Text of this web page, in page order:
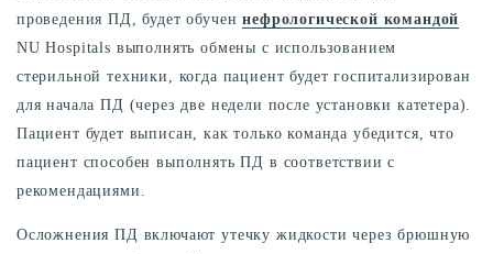
проведения ПД, будет обученнефрологической командой
NU Hospitals выполнять обмены с использованием
стерильной техники, когда пациент будет госпитализирован
для начала ПД (через две недели после установки катетера).
Пациент будет выписан, как только команда убедится, что
пациент способен выполнять ПД в соответствии с
рекомендациями.
Осложнения ПД включают утечку жидкости через брюшную